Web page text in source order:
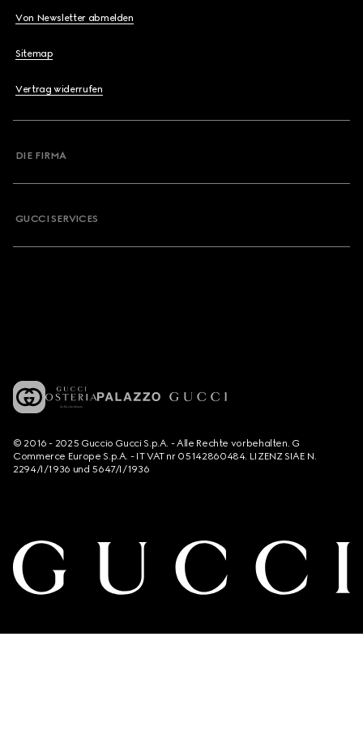
Von Newsletter abmelden
Sitemap
Vertrag widerrufen
DIE FIRMA
GUCCI SERVICES
© 2016 - 2025 Guccio Gucci S.p.A. - Alle Rechte vorbehalten. G
Commerce Europe S.p.A. - IT VAT nr 05142860484. LIZENZ SIAE N.
2294/I/1936 und 5647/I/1936